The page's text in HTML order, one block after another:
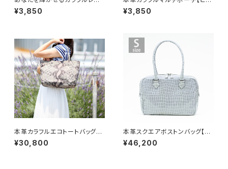
ー化粧ポーチ【マリンブルー】
¥3,850
グスキン】オレンジ
¥3,850
本革カラフルエコトートバッグ
【ピッグスキン】パイソン Mサイ
ズ
¥30,800
本革スクエアボストンバッグ【ピ
ッグスキン】グレー Sサイズ
¥46,200